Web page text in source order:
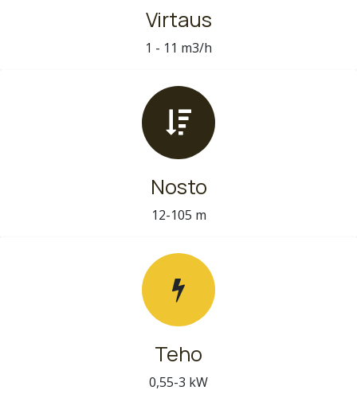
Virtaus
1 - 11 m3/h
Nosto
12-105 m
Teho
0,55-3 kW